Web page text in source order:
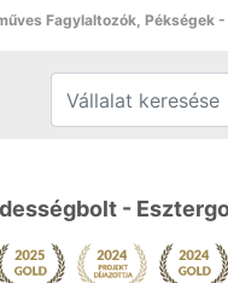
Fagylaltozók, Pékségek
-